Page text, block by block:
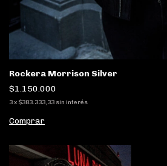
Rockera Morrison Silver
$1.150.000
3x $383.333,33 sin interés
Comprar